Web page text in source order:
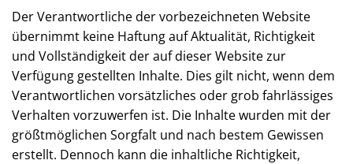
Der Verantwortliche der vorbezeichneten Website
übernimmt keine Haftung auf Aktualität, Richtigkeit
und Vollständigkeit der auf dieser Website zur
Verfügung gestellten Inhalte. Dies gilt nicht, wenn
dem Verantwortlichen vorsätzliches oder grob
fahrlässiges Verhalten vorzuwerfen ist. Die Inhalte
wurden mit der größtmöglichen Sorgfalt und nach
bestem Gewissen erstellt. Dennoch kann die